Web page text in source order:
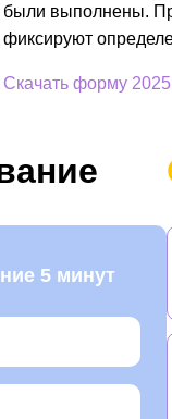
были выполнены.
фиксируют
Скачать форму 2025
5 минут